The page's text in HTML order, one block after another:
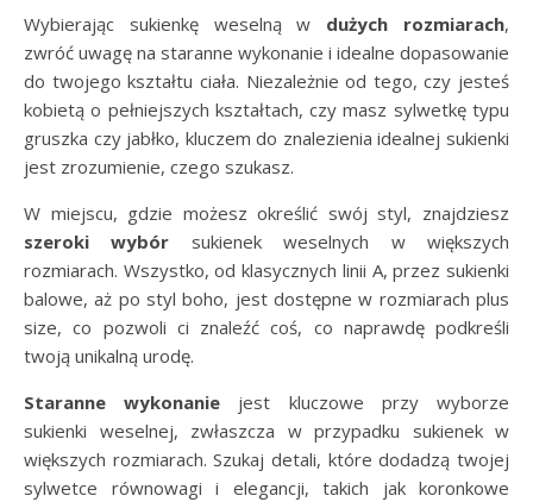
Wybierając sukienkę weselną w dużych rozmiarach,
zwróć uwagę na staranne wykonanie i idealne dopasowanie
do twojego kształtu ciała. Niezależnie od tego, czy jesteś
kobietą o pełniejszych kształtach, czy masz sylwetkę typu
gruszka czy jabłko, kluczem do znalezienia idealnej sukienki
jest zrozumienie, czego szukasz.
W miejscu, gdzie możesz określić swój styl, znajdziesz
szeroki wybór sukienek weselnych w większych
rozmiarach. Wszystko, od klasycznych linii A, przez sukienki
balowe, aż po styl boho, jest dostępne w rozmiarach plus
size, co pozwoli ci znaleźć coś, co naprawdę podkreśli
twoją unikalną urodę.
Staranne wykonanie jest kluczowe przy wyborze
sukienki weselnej, zwłaszcza w przypadku sukienek w
większych rozmiarach. Szukaj detali, które dodadzą twojej
sylwetce równowagi i elegancji, takich jak koronkowe